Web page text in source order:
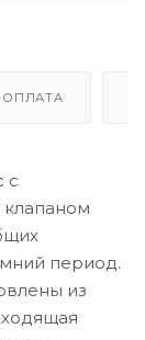
ОПЛАТА
c
период.
из